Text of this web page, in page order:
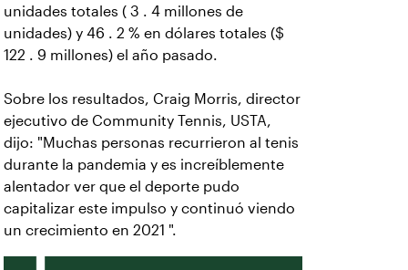
unidades totales ( 3 . 4 millones de
unidades) y 46 . 2 % en dólares totales ($
122 . 9 millones) el año pasado.
Sobre los resultados, Craig Morris, director
ejecutivo de Community Tennis, USTA,
dijo: "Muchas personas recurrieron al tenis
durante la pandemia y es increíblemente
alentador ver que el deporte pudo
capitalizar este impulso y continuó viendo
un crecimiento en 2021 ".